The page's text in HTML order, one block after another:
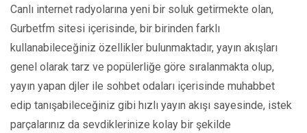
Canlı internet radyolarına yeni bir soluk getirmekte olan,
Gurbetfm sitesi içerisinde, bir birinden farklı
kullanabileceğiniz özellikler bulunmaktadır, yayın akışları
genel olarak tarz ve popülerliğe göre sıralanmakta olup,
yayın yapan djler ile sohbet odaları içerisinde muhabbet
edip tanışabileceğiniz gibi hızlı yayın akışı sayesinde, istek
parçalarınız da sevdiklerinize kolay bir şekilde